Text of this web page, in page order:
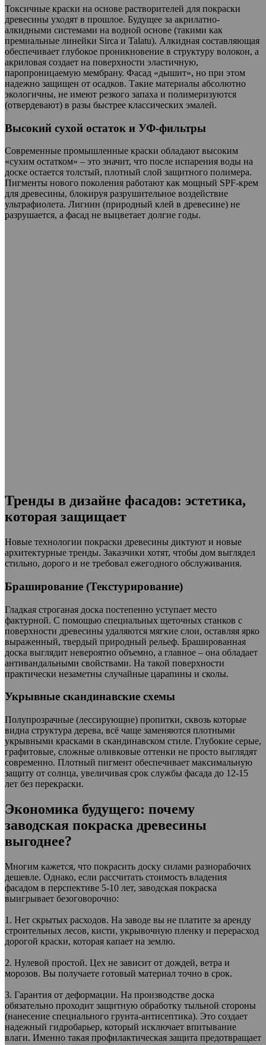
Токсичные краски на основе растворителей для покраски
древесины уходят в прошлое. Будущее за акрилатно-
алкидными системами на водной основе (такими как
премиальные линейки Sirca и Talatu). Алкидная составляющая
обеспечивает глубокое проникновение в структуру волокон, а
акриловая создает на поверхности эластичную,
паропроницаемую мембрану. Фасад «дышит», но при этом
надежно защищен от осадков. Такие материалы абсолютно
экологичны, не имеют резкого запаха и полимеризуются
(отвердевают) в разы быстрее классических эмалей.
Высокий сухой остаток и УФ-фильтры
Современные промышленные краски обладают высоким
«сухим остатком» – это значит, что после испарения воды на
доске остается толстый, плотный слой защитного полимера.
Пигменты нового поколения работают как мощный SPF-крем
для древесины, блокируя разрушительное воздействие
ультрафиолета. Лигнин (природный клей в древесине) не
разрушается, а фасад не выцветает долгие годы.
Тренды в дизайне фасадов: эстетика,
которая защищает
Новые технологии покраски древесины диктуют и новые
архитектурные тренды. Заказчики хотят, чтобы дом выглядел
стильно, дорого и не требовал ежегодного обслуживания.
Браширование (Текстурирование)
Гладкая строганая доска постепенно уступает место
фактурной. С помощью специальных щеточных станков с
поверхности древесины удаляются мягкие слои, оставляя ярко
выраженный, твердый природный рельеф. Брашированная
доска выглядит невероятно объемно, а главное – она обладает
антивандальными свойствами. На такой поверхности
практически незаметны случайные царапины и сколы.
Укрывные скандинавские схемы
Полупрозрачные (лессирующие) пропитки, сквозь которые
видна структура дерева, всё чаще заменяются плотными
укрывными красками в скандинавском стиле. Глубокие серые,
графитовые, сложные оливковые оттенки не просто выглядят
современно. Плотный пигмент обеспечивает максимальную
защиту от солнца, увеличивая срок службы фасада до 12-15
лет без перекраски.
Экономика будущего: почему
заводская покраска древесины
выгоднее?
Многим кажется, что покрасить доску силами разнорабочих
дешевле. Однако, если рассчитать стоимость владения
фасадом в перспективе 5-10 лет, заводская покраска
выигрывает безоговорочно:
1. Нет скрытых расходов. На заводе вы не платите за аренду
строительных лесов, кисти, укрывочную пленку и перерасход
дорогой краски, которая капает на землю.
2. Нулевой простой. Цех не зависит от дождей, ветра и
морозов. Вы получаете готовый материал точно в срок.
3. Гарантия от деформации. На производстве доска
обязательно проходит защитную обработку тыльной стороны
(нанесение специального грунта-антисептика). Это создает
надежный гидробарьер, который исключает впитывание
влаги. Именно такая профилактическая защита предотвращает